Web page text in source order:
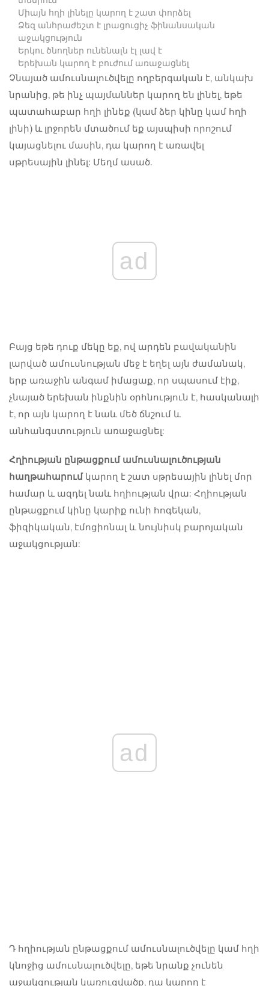
Միայն հղի լինելը կարող է շատ փորձել
Ձեզ անհրաժեշտ է լրացուցիչ ֆինանսական
աջակցություն
Երկու ծնողներ ունենալն էլ լավ է
Երեխան կարող է բուժում առաջացնել
Չնայած ամուսնալուծվելը ողբերգական է, անկախ
նրանից, թե ինչ պայմաններ կարող են լինել, եթե
պատահաբար հղի լինեք (կամ ձեր կինը կամ հղի
լինի) և լրջորեն մտածում եք այսպիսի որոշում
կայացնելու մասին, դա կարող է առավել
սթրեսային լինել: Մեղմ ասած.
ad
Բայց եթե դուք մեկը եք, ով արդեն բավականին
լարված ամուսնության մեջ է եղել այն ժամանակ,
երբ առաջին անգամ իմացաք, որ սպասում էիք,
չնայած երեխան ինքնին օրհնություն է, հասկանալի
է, որ այն կարող է նաև մեծ ճնշում և
անհանգստություն առաջացնել:
Հղիության ընթացքում ամուսնալուծության
հաղթահարումկարող է շատ սթրեսային լինել մոր
համար և ազդել նաև հղիության վրա: Հղիության
ընթացքում կինը կարիք ունի հոգեկան,
ֆիզիկական, էմոցիոնալ և նույնիսկ բարոյական
աջակցության:
ad
Դ հղիության ընթացքում ամուսնալուծվելը կամ հղի
կնոջից ամուսնալուծվելը, եթե նրանք չունեն
աջակցության կառուցվածք, դա կարող է